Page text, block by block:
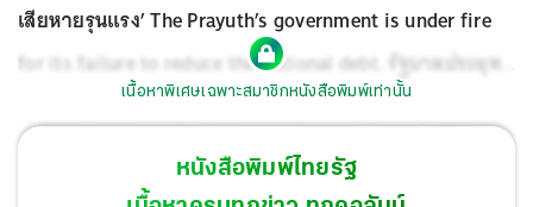
เสียหายรุนแรง’ The Prayuth’s government is under fire
for its failure to reduce the national debt. รัฐบาลประยุทธ์
ได้รับการวิพากษ์วิจารณ์อย่างรุนแรงเรื่องความล้มเหลวใน
การลดหนี้สาธารณะ
ผมสั่งไฟโซลาร์เซลล์ไป 3 ชุด แต่ยังไม่
ได้ของ เมื่อโทรศัพท์ไปถาม เจ้าของบริษัทตอบว่า You’re not
เนื้อหาพิเศษเฉพาะสมาชิกหนังสือพิมพ์เท่านั้น
หนังสือพิมพ์ไทยรัฐ